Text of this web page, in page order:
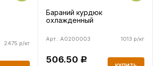
2475 р/кг
Бараний курдюк
охлажденный
1013 р/кг
Арт.: A0200003
506.50 Р